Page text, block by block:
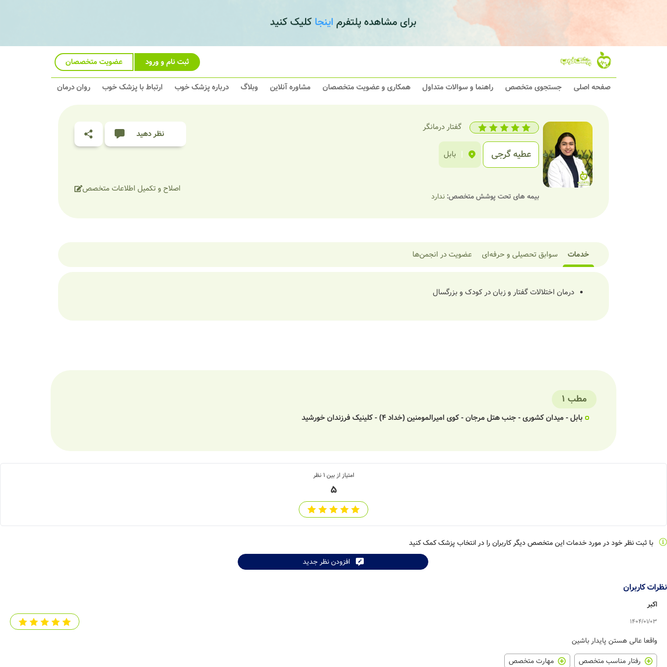
ثبت نام و ورود عضویت متخصصان
صفحه اصلی جستجوی متخصص راهنما و سوالات متداول همکاری و عضویت متخصصان مشاوره آنلاین وبلاگ درباره پزشک خوب ارتباط با پزشک خوب روان درمان
گفتار درمانگر
عطیه گرجی | بابل
بیمه های تحت پوشش متخصص:ندارد
نظر دهید
اصلاح و تکمیل اطلاعات متخصص
خدمات سوابق تحصیلی و حرفه‌ای عضویت در انجمن‌ها
درمان اختلالات گفتار و زبان در کودک و بزرگسال
مطب 1
بابل - میدان کشوری - جنب هتل مرجان - کوی امیرالمومنین (خداد 4) - کلینیک فرزندان خورشید
امتیاز از بین 1 نظر
5
با ثبت نظر خود در مورد خدمات این متخصص دیگر کاربران را در انتخاب پزشک کمک کنید
افزودن نظر جدید
نظرات کاربران
اکبر
1404/01/03
واقعا عالی هستن پایدار باشین
رفتار مناسب متخصص
مهارت متخصص